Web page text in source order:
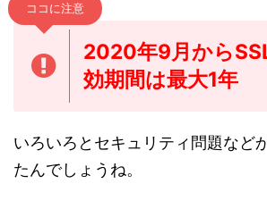
ココに注意
2020年9月から
効期間は最大1年
いろいろとセキュリティ問題など
たんでしょうね。